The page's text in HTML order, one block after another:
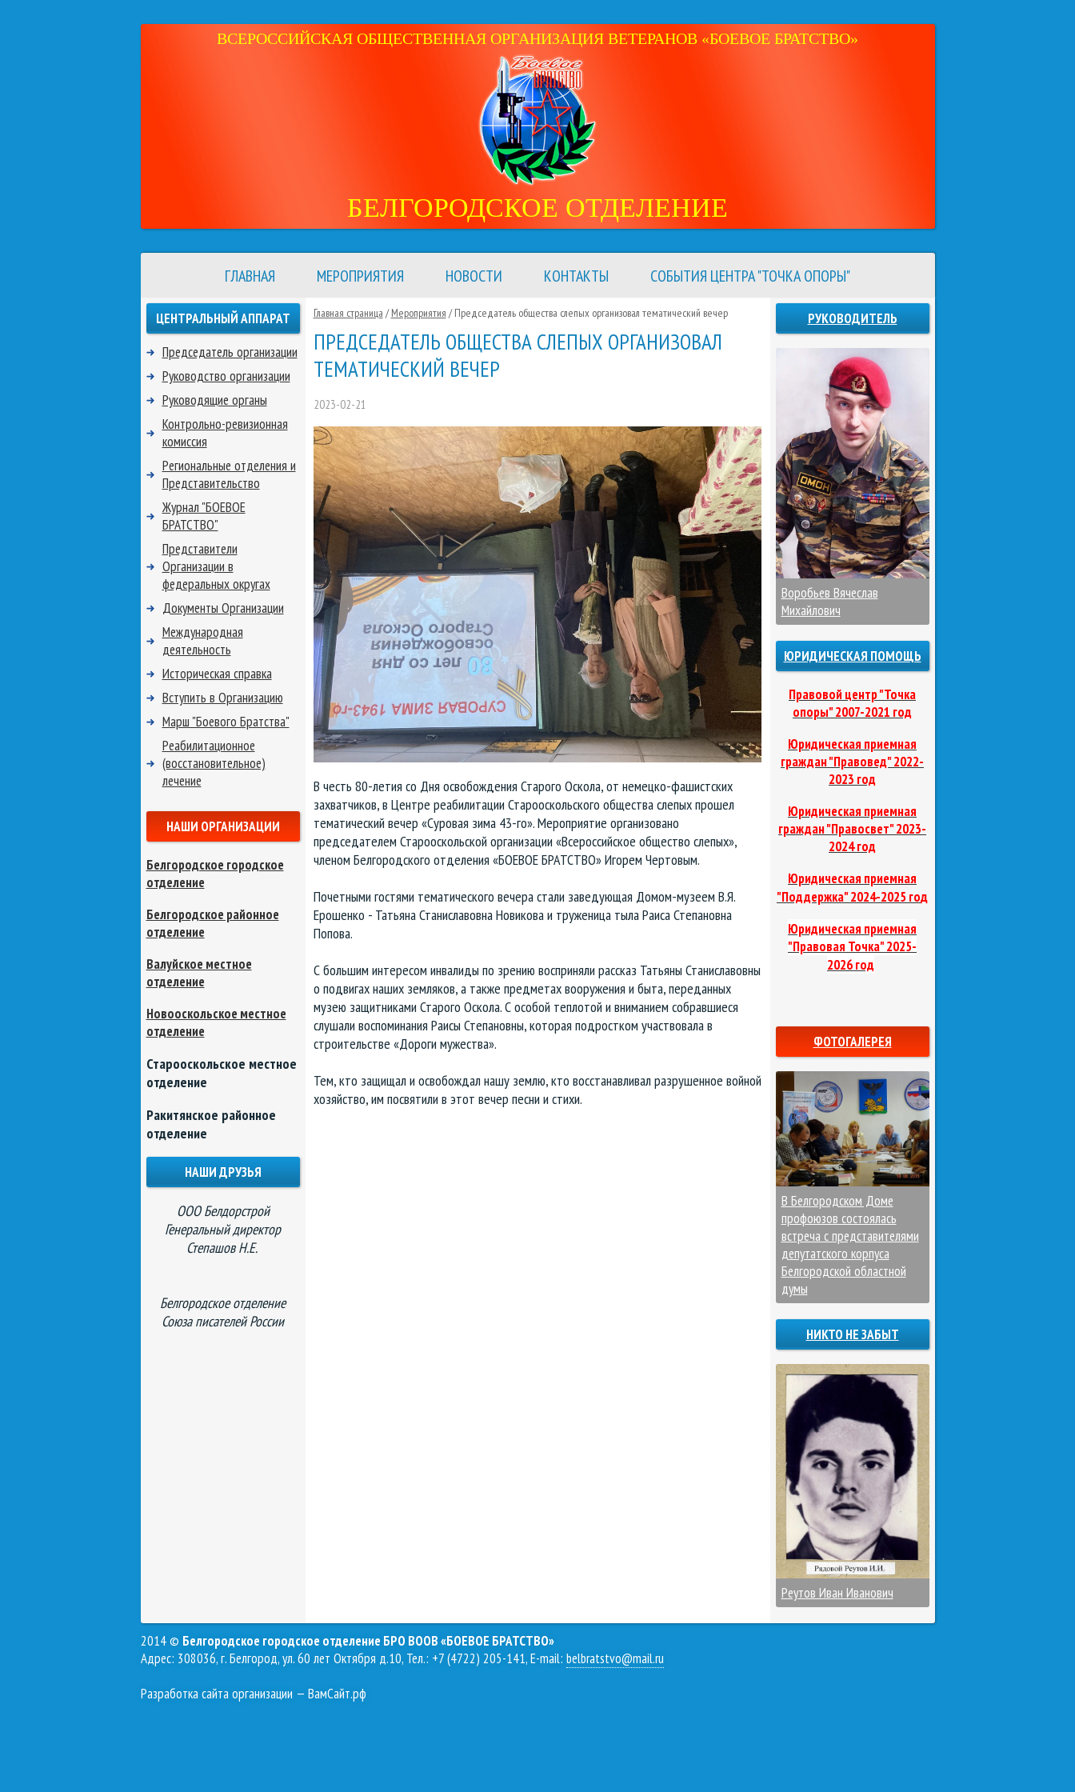
ВСЕРОССИЙСКАЯ ОБЩЕСТВЕННАЯ ОРГАНИЗАЦИЯ ВЕТЕРАНОВ «БОЕВОЕ БРАТСТВО»
БЕЛГОРОДСКОЕ ОТДЕЛЕНИЕ
ГЛАВНАЯ МЕРОПРИЯТИЯ НОВОСТИ КОНТАКТЫ СОБЫТИЯ ЦЕНТРА "ТОЧКА ОПОРЫ"
Главная страница /Мероприятия /Председатель общества слепых организовал тематический вечер
ПРЕДСЕДАТЕЛЬ ОБЩЕСТВА СЛЕПЫХ ОРГАНИЗОВАЛ
ТЕМАТИЧЕСКИЙ ВЕЧЕР
2023-02-21
В честь 80-летия со Дня освобождения Старого Оскола, от немецко-фашистских
захватчиков, в Центре реабилитации Старооскольского общества слепых прошел
тематический вечер «Суровая зима 43-го». Мероприятие организовано
председателем Старооскольской организации «Всероссийское общество слепых»,
членом Белгородского отделения «БОЕВОЕ БРАТСТВО» Игорем Чертовым.
Почетными гостями тематического вечера стали заведующая Домом-музеем В.Я.
Ерошенко - Татьяна Станиславовна Новикова и труженица тыла Раиса Степановна
Попова.
С большим интересом инвалиды по зрению восприняли рассказ Татьяны Станиславовны
о подвигах наших земляков, а также предметах вооружения и быта, переданных
музею защитниками Старого Оскола. С особой теплотой и вниманием собравшиеся
слушали воспоминания Раисы Степановны, которая подростком участвовала в
строительстве «Дороги мужества».
Тем, кто защищал и освобождал нашу землю, кто восстанавливал разрушенное войной
хозяйство, им посвятили в этот вечер песни и стихи.
ЦЕНТРАЛЬНЫЙ АППАРАТ
Председатель организации
Руководство организации
Руководящие органы
Контрольно-ревизионная
комиссия
Региональные отделения и
Представительство
Журнал "БОЕВОЕ
БРАТСТВО"
Представители
Организации в
федеральных округах
Документы Организации
Международная
деятельность
Историческая справка
Вступить в Организацию
Марш "Боевого Братства"
Реабилитационное
(восстановительное)
лечение
НАШИ ОРГАНИЗАЦИИ
Белгородское городское
отделение
Белгородское районное
отделение
Валуйское местное
отделение
Новооскольское местное
отделение
Старооскольское местное
отделение
Ракитянское районное
отделение
НАШИ ДРУЗЬЯ
ООО Белдорстрой
Генеральный директор
Степашов Н.Е.
Белгородское отделение
Союза писателей России
РУКОВОДИТЕЛЬ
Воробьев Вячеслав
Михайлович
ЮРИДИЧЕСКАЯ ПОМОЩЬ
Правовой центр "Точка
опоры" 2007-2021 год
Юридическая приемная
граждан "Правовед"2022-
2023 год
Юридическая приемная
граждан "Правосвет"2023-
2024 год
Юридическая приемная
"Поддержка"2024-2025 год
Юридическая приемная
"Правовая Точка"2025-
2026 год
ФОТОГАЛЕРЕЯ
В Белгородском Доме
профоюзов состоялась
встреча с представителями
депутатского корпуса
Белгородской областной
думы
НИКТО НЕ ЗАБЫТ
Реутов Иван Иванович
2014 © Белгородское городское отделение БРО ВООВ «БОЕВОЕ БРАТСТВО»
Адрес: 308036, г. Белгород, ул. 60 лет Октября д.10, Тел.: +7 (4722) 205-141, E-mail: belbratstvo@mail.ru
Разработка сайта организации — ВамСайт.рф